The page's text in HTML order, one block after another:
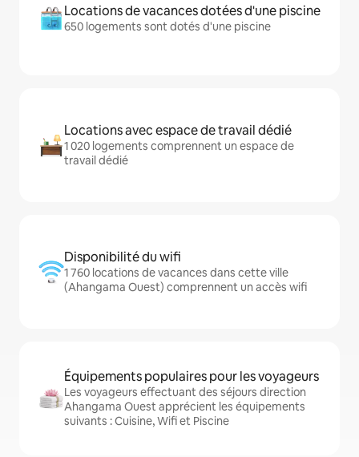
Locations de vacances dotées d'une piscine
650 logements sont dotés d'une piscine
Locations avec espace de travail dédié
1 020 logements comprennent un espace de
travail dédié
Disponibilité du wifi
1 760 locations de vacances dans cette ville
(Ahangama Ouest) comprennent un accès wifi
Équipements populaires pour les voyageurs
Les voyageurs effectuant des séjours direction
Ahangama Ouest apprécient les équipements
suivants : Cuisine, Wifi et Piscine